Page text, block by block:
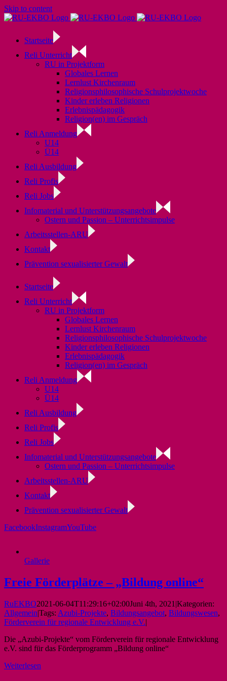
Skip to content
Startseite
Reli Unterricht
RU in Projektform
Globales Lernen
Lernlust Kirchenraum
Religionsphilosophische Schulprojektwoche
Kinder erleben Religionen
Erlebnispädagogik
Religion(en) im Gespräch
Reli Anmeldung
U14
Ü14
Reli Ausbildung
Reli Profis
Reli Jobs
Infomaterial und Unterstützungsangebote
Ostern und Passion – Unterrichtsimpulse
Arbeitsstellen-ARU
Kontakt
Prävention sexualisierter Gewalt
Startseite
Reli Unterricht
RU in Projektform
Globales Lernen
Lernlust Kirchenraum
Religionsphilosophische Schulprojektwoche
Kinder erleben Religionen
Erlebnispädagogik
Religion(en) im Gespräch
Reli Anmeldung
U14
Ü14
Reli Ausbildung
Reli Profis
Reli Jobs
Infomaterial und Unterstützungsangebote
Ostern und Passion – Unterrichtsimpulse
Arbeitsstellen-ARU
Kontakt
Prävention sexualisierter Gewalt
FacebookInstagramYouTube
Gallerie
Freie Förderplätze – „Bildung online“
RuEKBO2021-06-04T11:29:16+02:00Juni 4th, 2021 |Kategorien:
Allgemein|Tags: Azubi-Projekte, Bildungsangebot, Bildungswesen,
Förderverein für regionale Entwicklung e.V.|
Die „Azubi-Projekte“ vom Förderverein für regionale Entwicklung
e.V. sind für das Förderprogramm „Bildung online“
Weiterlesen